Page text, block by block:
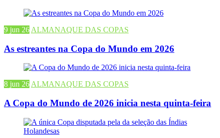
9 jun 26 ALMANAQUE DAS COPAS
As estreantes na Copa do Mundo em 2026
8 jun 26 ALMANAQUE DAS COPAS
A Copa do Mundo de 2026 inicia nesta quinta-feira